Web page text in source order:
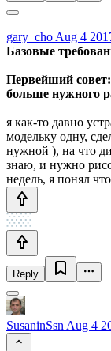
gary_cho Aug 4
Базовые
Первейший
больше нужного
я как-то давно
модельку одну,
нужной ), на что
знаю, и нужно
недель, я понял
Reply
SusaninSsn Aug 4